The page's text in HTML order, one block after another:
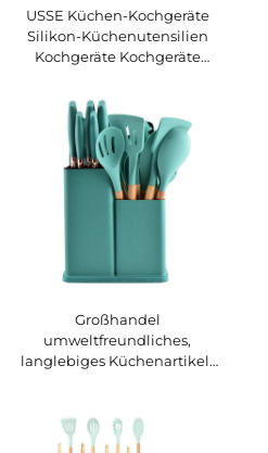
USSE Küchen-Kochgeräte
Silikon-Küchenutensilien
Kochgeräte Kochgeräte
Großhandel
umweltfreundliches,
langlebiges Küchenartikel-
teiliges Set, antihaft- und
rutschfestes Spatel- und